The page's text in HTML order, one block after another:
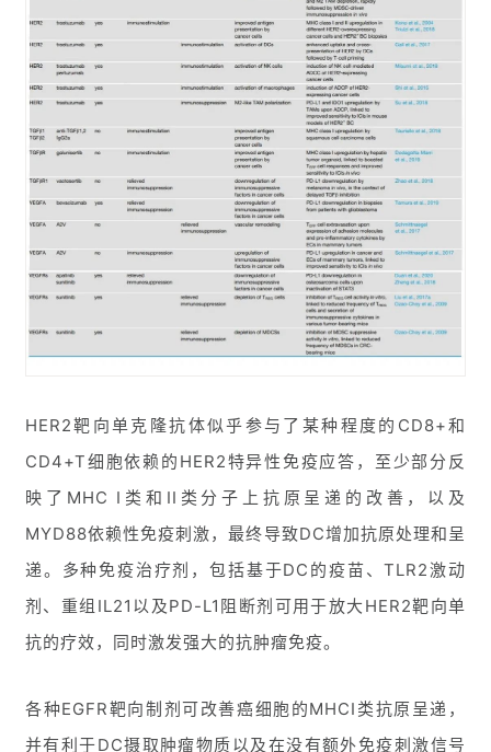
HER2靶向单克隆抗体似乎参与了某种程度的CD8+和
CD4+T细胞依赖的HER2特异性免疫应答，至少部分反
映了MHC I类和II类分子上抗原呈递的改善，以及
MYD88依赖性免疫刺激，最终导致DC增加抗原处理和呈
递。多种免疫治疗剂，包括基于DC的疫苗、TLR2激动
剂、重组IL21以及PD-L1阻断剂可用于放大HER2靶向单
抗的疗效，同时激发强大的抗肿瘤免疫。
各种EGFR靶向制剂可改善癌细胞的MHCI类抗原呈递，
并有利于DC摄取肿瘤物质以及在没有额外免疫刺激信号